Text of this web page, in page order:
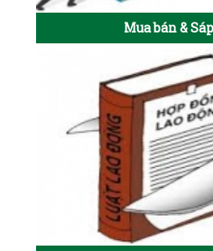
Mua bán &